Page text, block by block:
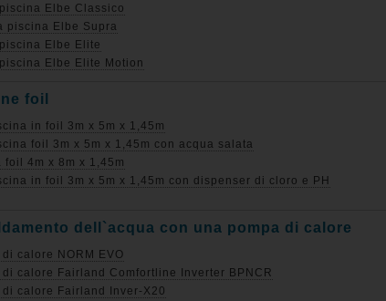
Elbe Classico
piscina Elbe Supra
Elbe Elite
Elbe Elite Motion
foil
in foil 3m x 5m x 1,45m
foil 3m x 5m x 1,45m con acqua salata
4m x 8m x 1,45m
in foil 3m x 5m x 1,45m con dispenser di cloro e PH
dell`acqua con una pompa di calore
calore NORM EVO
calore Fairland Comfortline Inverter BPNCR
calore Fairland Inver-X20